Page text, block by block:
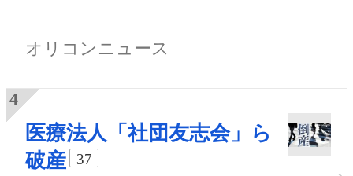
オリコンニュース
医療法人「社団友志会」ら
破産
37